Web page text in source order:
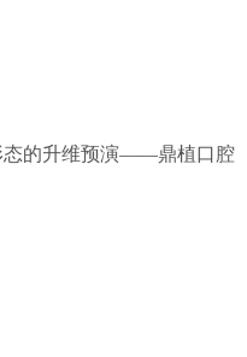
态的升维预演——鼎植口腔